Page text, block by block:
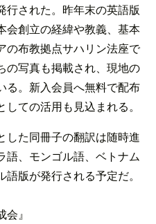
行された。昨年末の英語版
会創立の経緯や教義、基本
の布教拠点サハリン法座で
の写真も掲載され、現地の
る。新入会員へ無料で配布
ての活用も見込まれる。
した同冊子の翻訳は随時進
語、モンゴル語、ベトナム
版が発行される予定だ。
』